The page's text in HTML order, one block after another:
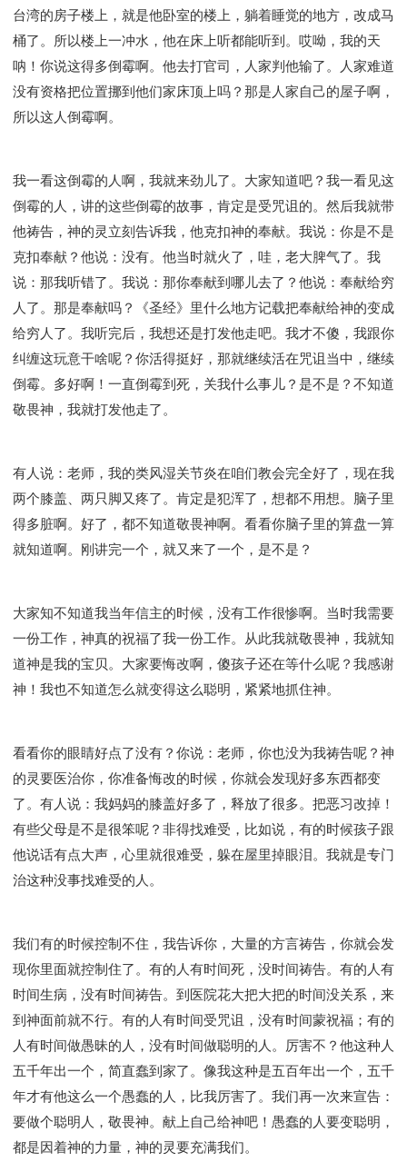
台湾的房子楼上，就是他卧室的楼上，躺着睡觉的地方，改成马
桶了。所以楼上一冲水，他在床上听都能听到。哎呦，我的天
呐！你说这得多倒霉啊。他去打官司，人家判他输了。人家难道
没有资格把位置挪到他们家床顶上吗？那是人家自己的屋子啊，
所以这人倒霉啊。
我一看这倒霉的人啊，我就来劲儿了。大家知道吧？我一看见这
倒霉的人，讲的这些倒霉的故事，肯定是受咒诅的。然后我就带
他祷告，神的灵立刻告诉我，他克扣神的奉献。我说：你是不是
克扣奉献？他说：没有。他当时就火了，哇，老大脾气了。我
说：那我听错了。我说：那你奉献到哪儿去了？他说：奉献给穷
人了。那是奉献吗？《圣经》里什么地方记载把奉献给神的变成
给穷人了。我听完后，我想还是打发他走吧。我才不傻，我跟你
纠缠这玩意干啥呢？你活得挺好，那就继续活在咒诅当中，继续
倒霉。多好啊！一直倒霉到死，关我什么事儿？是不是？不知道
敬畏神，我就打发他走了。
有人说：老师，我的类风湿关节炎在咱们教会完全好了，现在我
两个膝盖、两只脚又疼了。肯定是犯浑了，想都不用想。脑子里
得多脏啊。好了，都不知道敬畏神啊。看看你脑子里的算盘一算
就知道啊。刚讲完一个，就又来了一个，是不是？
大家知不知道我当年信主的时候，没有工作很惨啊。当时我需要
一份工作，神真的祝福了我一份工作。从此我就敬畏神，我就知
道神是我的宝贝。大家要悔改啊，傻孩子还在等什么呢？我感谢
神！我也不知道怎么就变得这么聪明，紧紧地抓住神。
看看你的眼睛好点了没有？你说：老师，你也没为我祷告呢？神
的灵要医治你，你准备悔改的时候，你就会发现好多东西都变
了。有人说：我妈妈的膝盖好多了，释放了很多。把恶习改掉！
有些父母是不是很笨呢？非得找难受，比如说，有的时候孩子跟
他说话有点大声，心里就很难受，躲在屋里掉眼泪。我就是专门
治这种没事找难受的人。
我们有的时候控制不住，我告诉你，大量的方言祷告，你就会发
现你里面就控制住了。有的人有时间死，没时间祷告。有的人有
时间生病，没有时间祷告。到医院花大把大把的时间没关系，来
到神面前就不行。有的人有时间受咒诅，没有时间蒙祝福；有的
人有时间做愚昧的人，没有时间做聪明的人。厉害不？他这种人
五千年出一个，简直蠢到家了。像我这种是五百年出一个，五千
年才有他这么一个愚蠢的人，比我厉害了。我们再一次来宣告：
要做个聪明人，敬畏神。献上自己给神吧！愚蠢的人要变聪明，
都是因着神的力量，神的灵要充满我们。